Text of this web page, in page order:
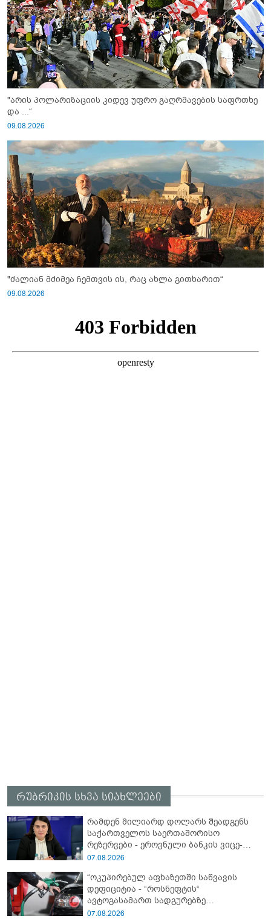
"არის პოლარიზაციის კიდევ უფრო გაღრმავების საფრთხე
და ...“
09.08.2026
"ძალიან მძიმეა ჩემთვის ის, რაც ახლა გითხარით“
09.08.2026
რუბრიკის სხვა სიახლეები
რამდენ მილიარდ დოლარს შეადგენს
საქართველოს საერთაშორისო
რეზერვები - ეროვნული ბანკის ვიცე-
პრეზიდენტის განცხადებას
07.08.2026
“ოკუპირებულ აფხაზეთში საწვავის
დეფიციტია - “როსნეფტის“
ავტოგასამართ სადგურებზე
კილომეტრიანი რიგები დგას...“ -
07.08.2026